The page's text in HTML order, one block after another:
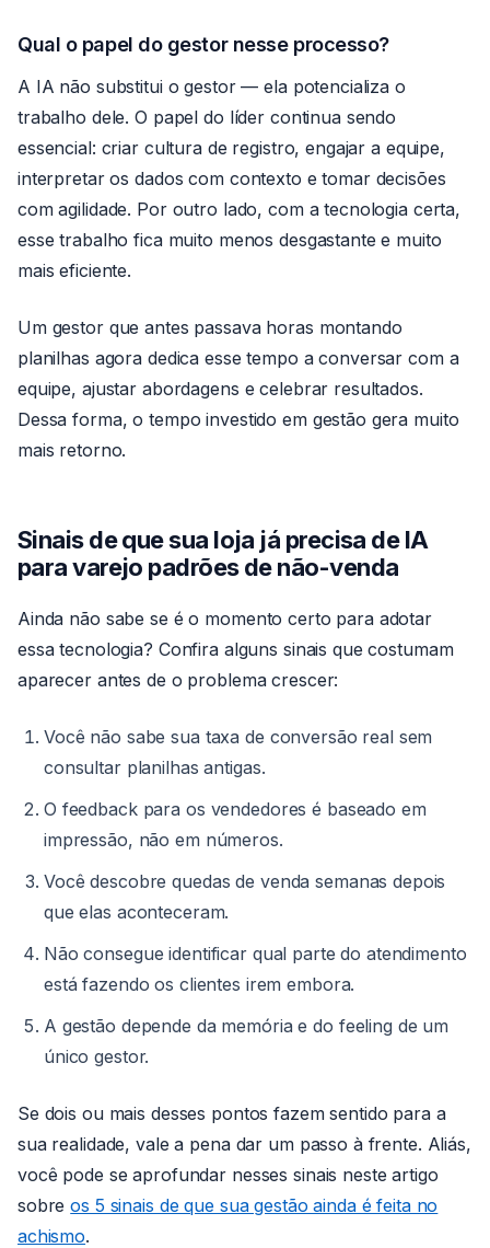
Qual o papel do gestor nesse processo?
A IA não substitui o gestor — ela potencializa o
trabalho dele. O papel do líder continua sendo
essencial: criar cultura de registro, engajar a equipe,
interpretar os dados com contexto e tomar decisões
com agilidade. Por outro lado, com a tecnologia certa,
esse trabalho fica muito menos desgastante e muito
mais eficiente.
Um gestor que antes passava horas montando
planilhas agora dedica esse tempo a conversar com a
equipe, ajustar abordagens e celebrar resultados.
Dessa forma, o tempo investido em gestão gera muito
mais retorno.
Sinais de que sua loja já precisa de IA
para varejo padrões de não-venda
Ainda não sabe se é o momento certo para adotar
essa tecnologia? Confira alguns sinais que costumam
aparecer antes de o problema crescer:
Você não sabe sua taxa de conversão real sem
consultar planilhas antigas.
O feedback para os vendedores é baseado em
impressão, não em números.
Você descobre quedas de venda semanas depois
que elas aconteceram.
Não consegue identificar qual parte do atendimento
está fazendo os clientes irem embora.
A gestão depende da memória e do feeling de um
único gestor.
Se dois ou mais desses pontos fazem sentido para a
sua realidade, vale a pena dar um passo à frente. Aliás,
você pode se aprofundar nesses sinais neste artigo
sobreos 5 sinais de que sua gestão ainda é feita no
achismo.